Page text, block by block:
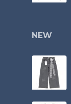
NEW